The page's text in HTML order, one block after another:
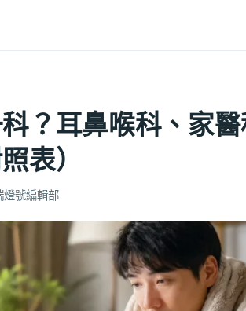
？耳鼻喉科、家
表）
燈號編輯部